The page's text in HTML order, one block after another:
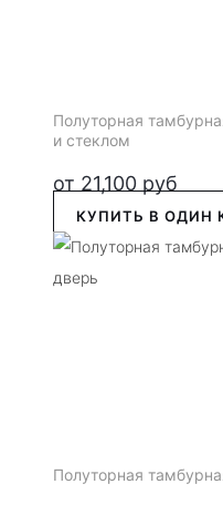
Полуторная
и стеклом
от 21,100 руб
КУПИТЬ В ОДИН
Полуторная